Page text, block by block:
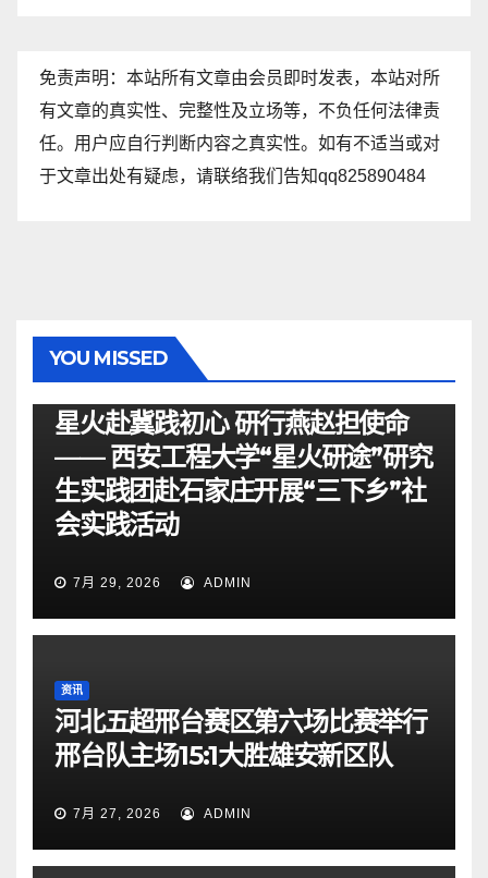
免责声明：本站所有文章由会员即时发表，本站对所
有文章的真实性、完整性及立场等，不负任何法律责
任。用户应自行判断内容之真实性。如有不适当或对
于文章出处有疑虑，请联络我们告知qq825890484
YOU MISSED
星火赴冀践初心 研行燕赵担使命
—— 西安工程大学“星火研途”研究
生实践团赴石家庄开展“三下乡”社
会实践活动
7月 29, 2026 ADMIN
资讯
河北五超邢台赛区第六场比赛举行
邢台队主场15:1大胜雄安新区队
7月 27, 2026 ADMIN